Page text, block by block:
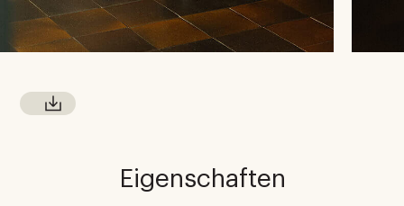
Eigenschaften